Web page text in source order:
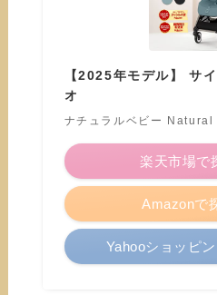
【2025年モデル】 サ
オ
ナチュラルベビー Natural
Amazonで
楽天市場で
Yahooショッピ